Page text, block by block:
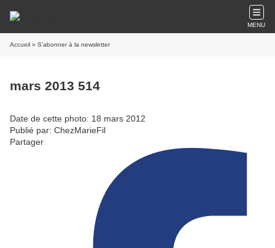
MENU
Accueil » S'abonner à la newsletter
mars 2013 514
Date de cette photo: 18 mars 2012
Publié par: ChezMarieFil
Partager